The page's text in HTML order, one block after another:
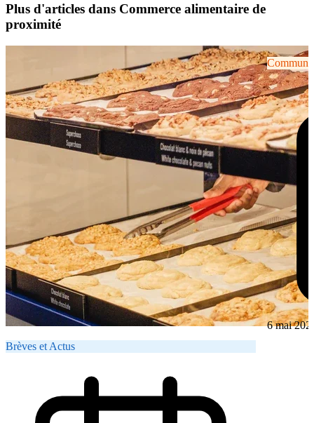
Plus d'articles dans Commerce alimentaire de
proximité
Brèves et Actus
6 mai